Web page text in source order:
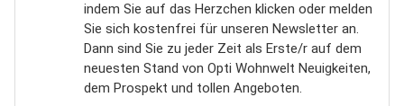
indem Sie auf das Herzchen klicken oder melden
Sie sich kostenfrei für unseren Newsletter an.
Dann sind Sie zu jeder Zeit als Erste/r auf dem
neuesten Stand von Opti Wohnwelt Neuigkeiten,
dem Prospekt und tollen Angeboten.